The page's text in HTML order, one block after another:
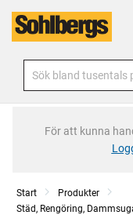
För att kunna
Start
Produkter
Städ, Rengöring,